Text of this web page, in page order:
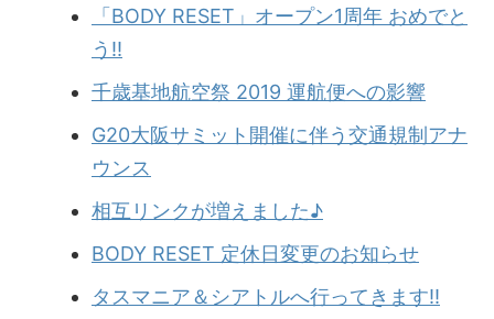
「BODY RESET」オープン1周年 おめでと
う!!
千歳基地航空祭 2019 運航便への影響
G20大阪サミット開催に伴う交通規制アナ
ウンス
相互リンクが増えました♪
BODY RESET 定休日変更のお知らせ
タスマニア＆シアトルへ行ってきます!!